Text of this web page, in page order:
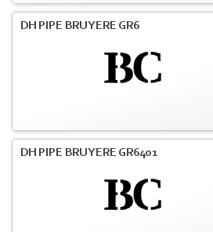
DH PIPE BRUYERE GR6
DH PIPE BRUYERE GR6401